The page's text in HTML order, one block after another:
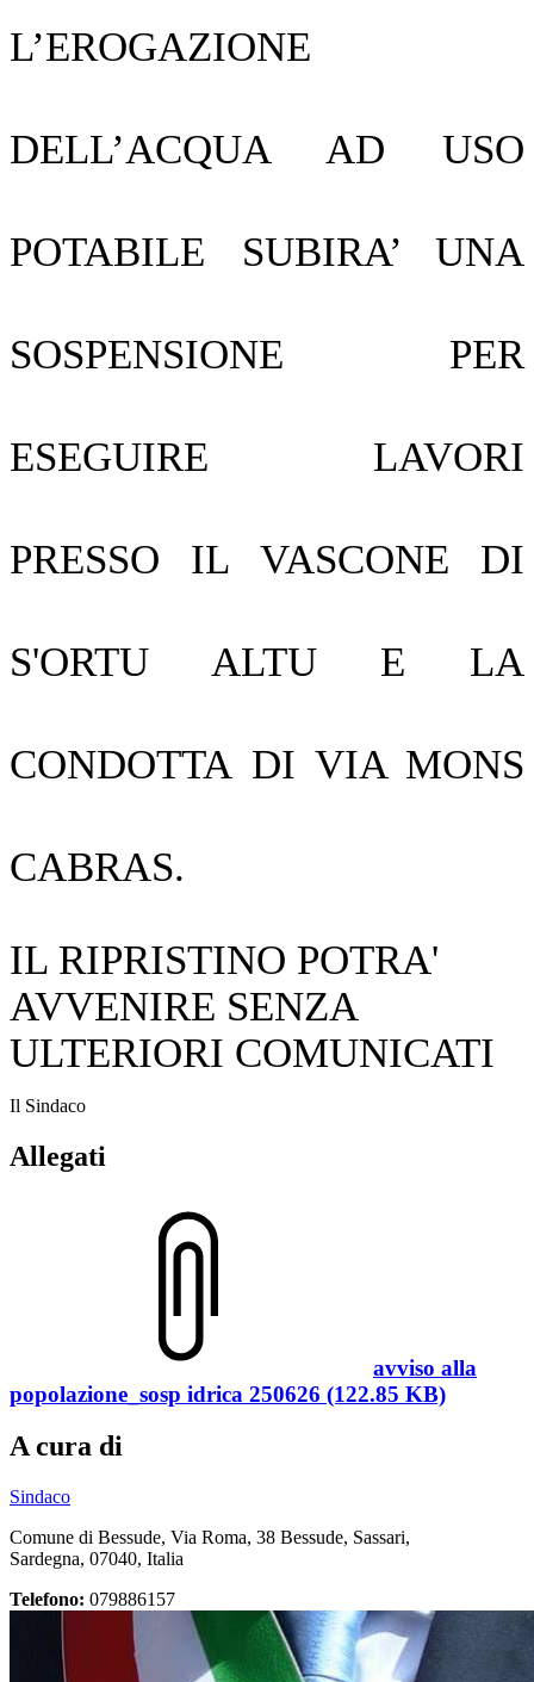
L’EROGAZIONE
DELL’ACQUA AD USO
POTABILE SUBIRA’ UNA
SOSPENSIONE PER
ESEGUIRE LAVORI
PRESSO IL VASCONE DI
S'ORTU ALTU E LA
CONDOTTA DI VIA MONS
CABRAS.
IL RIPRISTINO POTRA'
AVVENIRE SENZA
ULTERIORI COMUNICATI
Il Sindaco
Allegati
avviso alla
popolazione_sosp idrica 250626 (122.85 KB)
A cura di
Sindaco
Comune di Bessude, Via Roma, 38 Bessude, Sassari,
Sardegna, 07040, Italia
Telefono: 079886157